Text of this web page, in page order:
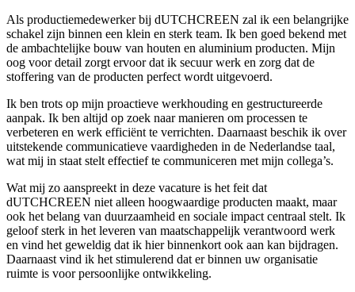
Als productiemedewerker bij dUTCHCREEN zal ik een belangrijke
schakel zijn binnen een klein en sterk team. Ik ben goed bekend met
de ambachtelijke bouw van houten en aluminium producten. Mijn
oog voor detail zorgt ervoor dat ik secuur werk en zorg dat de
stoffering van de producten perfect wordt uitgevoerd.
Ik ben trots op mijn proactieve werkhouding en gestructureerde
aanpak. Ik ben altijd op zoek naar manieren om processen te
verbeteren en werk efficiënt te verrichten. Daarnaast beschik ik over
uitstekende communicatieve vaardigheden in de Nederlandse taal,
wat mij in staat stelt effectief te communiceren met mijn collega’s.
Wat mij zo aanspreekt in deze vacature is het feit dat
dUTCHCREEN niet alleen hoogwaardige producten maakt, maar
ook het belang van duurzaamheid en sociale impact centraal stelt. Ik
geloof sterk in het leveren van maatschappelijk verantwoord werk
en vind het geweldig dat ik hier binnenkort ook aan kan bijdragen.
Daarnaast vind ik het stimulerend dat er binnen uw organisatie
ruimte is voor persoonlijke ontwikkeling.